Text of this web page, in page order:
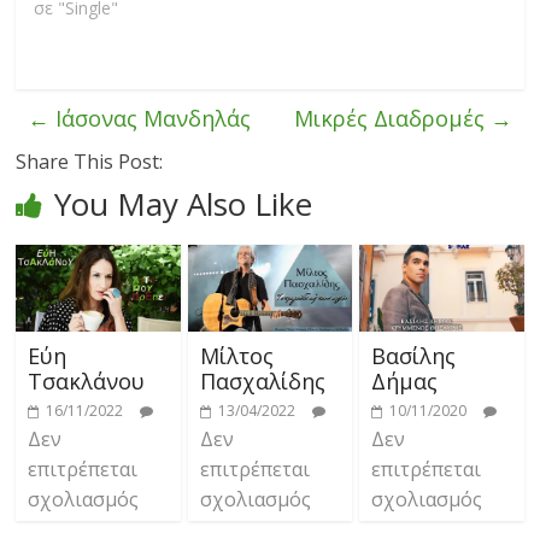
σε "Single"
← Ιάσονας Μανδηλάς Μικρές Διαδρομές →
Share This Post:
You May Also Like
Εύη
Τσακλάνου
16/11/2022
Δεν
επιτρέπεται
σχολιασμός
Μίλτος
Πασχαλίδης
13/04/2022
Δεν
επιτρέπεται
σχολιασμός
Βασίλης
Δήμας
10/11/2020
Δεν
επιτρέπεται
σχολιασμός